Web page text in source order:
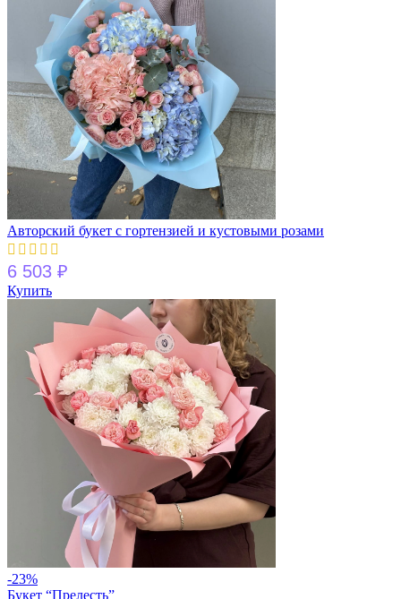
Авторский букет с гортензией и кустовыми розами
6 503 ₽
Купить
-23%
Букет “Прелесть”